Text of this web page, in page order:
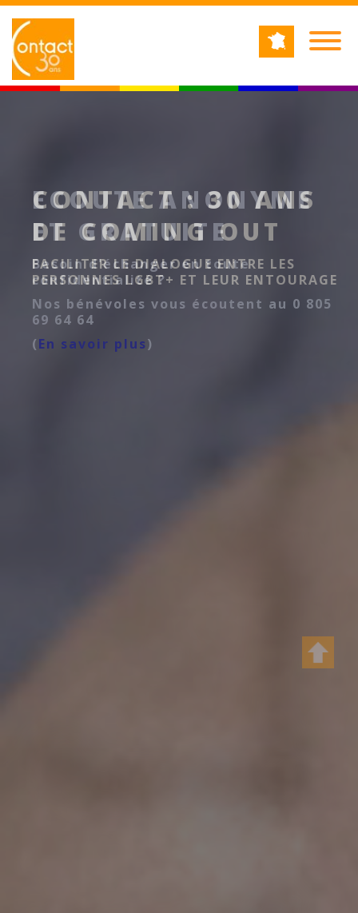
Jump to navigation
Formulaire de recherche
RECHERCHE
ECOUTE ANONYME
ET GRATUITE
Besoin d'échanger en toute
confidentialité ?
Nos bénévoles vous écoutent au 0 805
69 64 64
(En savoir plus)